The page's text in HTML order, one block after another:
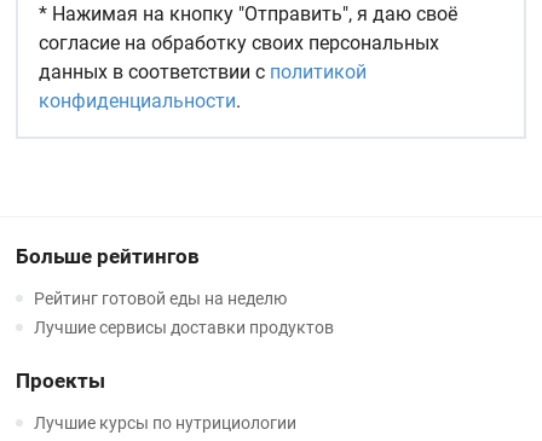
* Нажимая на кнопку "Отправить", я даю своё
согласие на обработку своих персональных
данных в соответствии с политикой
конфиденциальности.
Больше рейтингов
Рейтинг готовой еды на неделю
Лучшие сервисы доставки продуктов
Проекты
Лучшие курсы по нутрициологии